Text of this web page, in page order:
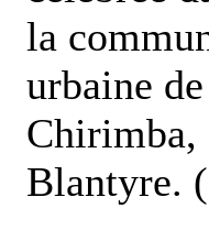
la
urbaine de
Chirimba,
Blantyre.